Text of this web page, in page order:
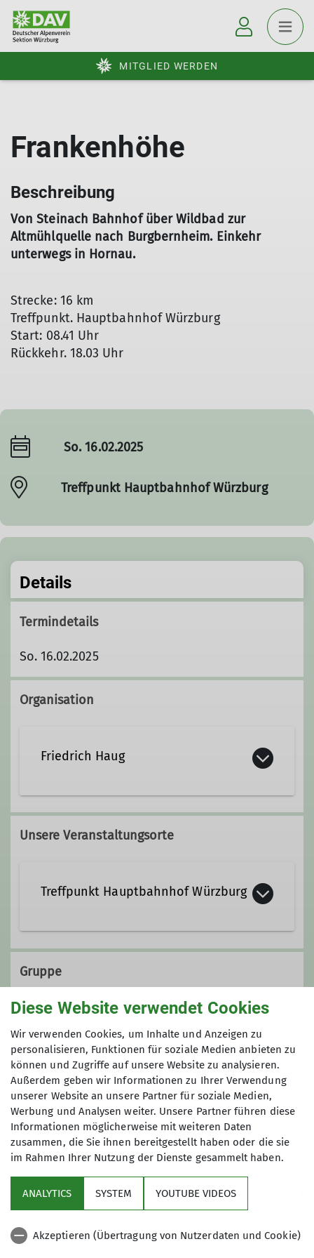
MITGLIED WERDEN
Frankenhöhe
Beschreibung
Von Steinach Bahnhof über Wildbad zur
Altmühlquelle nach Burgbernheim. Einkehr
unterwegs in Hornau.
Strecke: 16 km
Treffpunkt. Hauptbahnhof Würzburg
Start: 08.41 Uhr
Rückkehr. 18.03 Uhr
So. 16.02.2025
Treffpunkt Hauptbahnhof Würzburg
Details
Termindetails
So. 16.02.2025
Organisation
Friedrich Haug
09307 266 0175/8 65 94 03
Unsere Veranstaltungsorte
Treffpunkt Hauptbahnhof Würzburg
Gruppe
Wandergruppe 1
Wir wandern regelmäßig zwischen 17
und 20 Kilometer - die Teilnahme ist
kostenfrei!
Service
Unsere Partner
Diese Website verwendet Cookies
Wir verwenden Cookies, um Inhalte und Anzeigen zu
personalisieren, Funktionen für soziale Medien anbieten zu
können und Zugriffe auf unsere Website zu analysieren.
Außerdem geben wir Informationen zu Ihrer Verwendung
unserer Website an unsere Partner für soziale Medien,
Werbung und Analysen weiter. Unsere Partner führen diese
Informationen möglicherweise mit weiteren Daten
zusammen, die Sie ihnen bereitgestellt haben oder die sie
im Rahmen Ihrer Nutzung der Dienste gesammelt haben.
ANALYTICS SYSTEM YOUTUBE VIDEOS
Akzeptieren (Übertragung von Nutzerdaten und Cookie)